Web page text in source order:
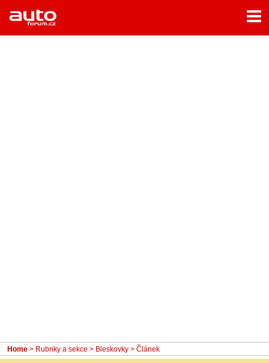
Home
Rubriky
Home > Rubriky a sekce > Bleskovky > Článek